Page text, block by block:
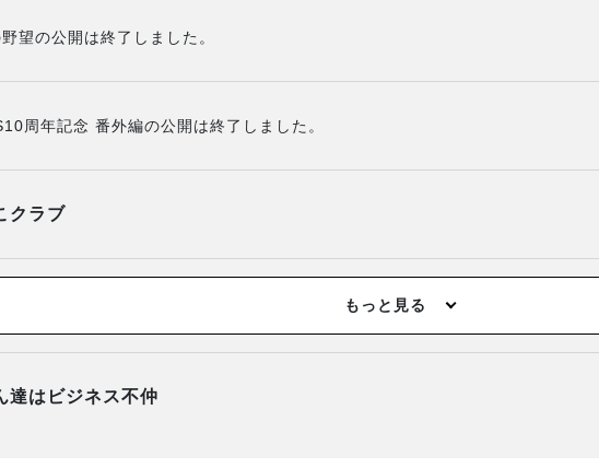
望の公開は終了しました。
周年記念 番外編の公開は終了しました。
クラブ
もっと見る
達はビジネス不仲